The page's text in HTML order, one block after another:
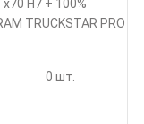
Н7 + 100%
TRUCKSTAR PRO
0 шт.